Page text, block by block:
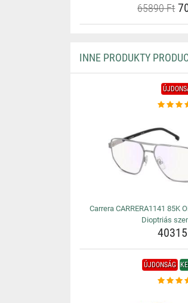
65890 Ft
INNE PRODUKTY
Carrera CARRERA1141 85K
Dioptriás
ÚJDONSÁG